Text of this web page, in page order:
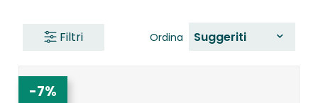
Ordina Suggeriti
Filtri
-7%